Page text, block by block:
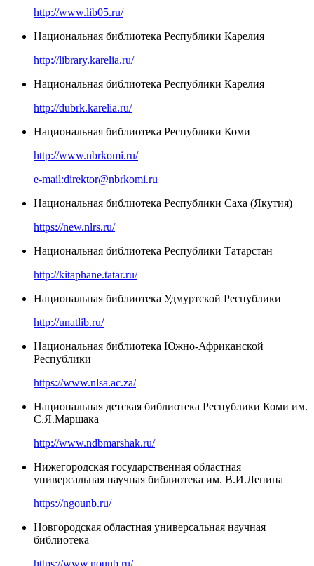
http://www.lib05.ru/
Национальная библиотека Республики Карелия
http://library.karelia.ru/
Национальная библиотека Республики Карелия
http://dubrk.karelia.ru/
Национальная библиотека Республики Коми
http://www.nbrkomi.ru/
e-mail:direktor@nbrkomi.ru
Национальная библиотека Республики Саха (Якутия)
https://new.nlrs.ru/
Национальная библиотека Республики Татарстан
http://kitaphane.tatar.ru/
Национальная библиотека Удмуртской Республики
http://unatlib.ru/
Национальная библиотека Южно-Африканской
Республики
https://www.nlsa.ac.za/
Национальная детская библиотека Республики Коми им.
С.Я.Маршака
http://www.ndbmarshak.ru/
Нижегородская государственная областная
универсальная научная библиотека им. В.И.Ленина
https://ngounb.ru/
Новгородская областная универсальная научная
библиотека
https://www.nounb.ru/